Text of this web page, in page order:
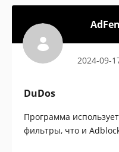
2024-09-
DuDos
Программа
фильтры, что и